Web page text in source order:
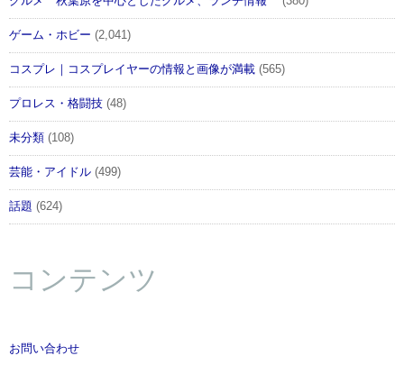
ゲーム・ホビー (2,041)
コスプレ｜コスプレイヤーの情報と画像が満載 (565)
プロレス・格闘技 (48)
未分類 (108)
芸能・アイドル (499)
話題 (624)
コンテンツ
お問い合わせ